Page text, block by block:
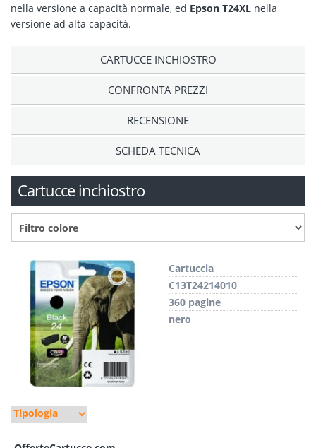
nella versione a capacità normale, ed Epson T24XL nella
versione ad alta capacità.
CARTUCCE INCHIOSTRO
CONFRONTA PREZZI
RECENSIONE
SCHEDA TECNICA
Cartucce inchiostro
Cartuccia
C13T24214010
360 pagine
nero